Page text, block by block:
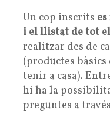
Un cop inscrits
i el llistat de tot
realitzar des de
(productes
tenir a casa).
hi ha la
preguntes a